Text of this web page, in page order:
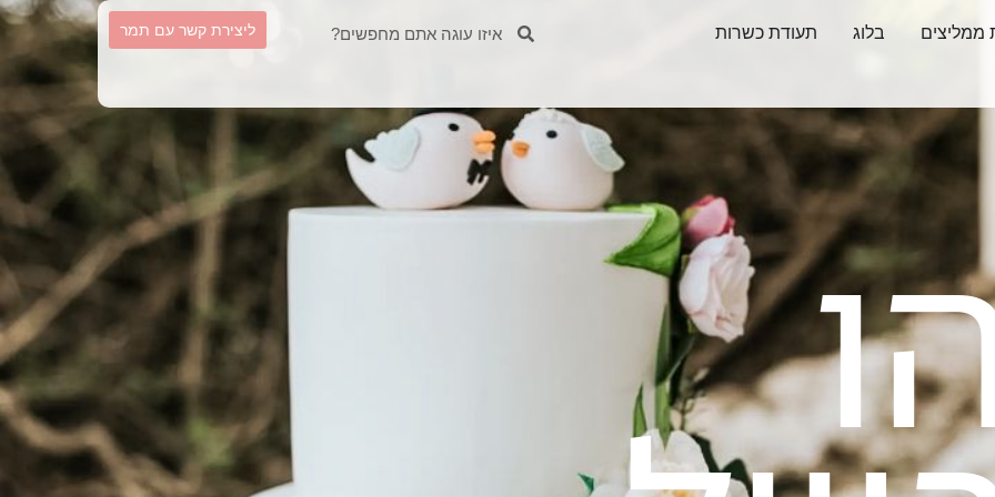
ממליצים בלוג תעודת כשרות חיפושחיפוש ליצירת קשר עם תמר